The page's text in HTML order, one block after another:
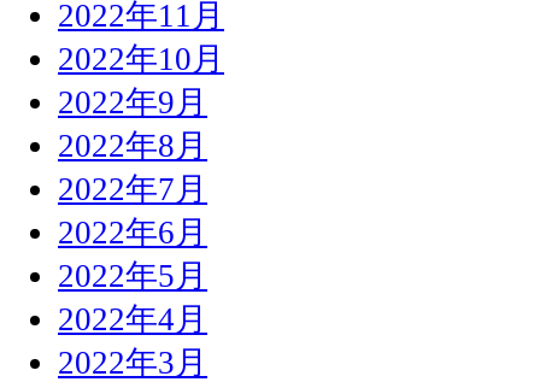
2022年11月
2022年10月
2022年9月
2022年8月
2022年7月
2022年6月
2022年5月
2022年4月
2022年3月